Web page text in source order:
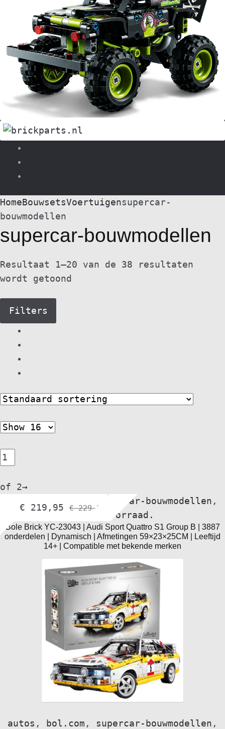
HomeBouwsetsVoertuigensupercar-
bouwmodellen
supercar-bouwmodellen
Resultaat 1–20 van de 38 resultaten
wordt getoond
Filters
of 2→
supercar-bouwmodellen ,
Winkelvoorraad.
Bole Brick YC-23043 | Audi Sport Quattro S1 Group B | 3887
onderdelen | Dynamisch | Afmetingen 59×23×25CM | Leeftijd
14+ | Compatible met bekende merken
autos , bol.com , supercar-bouwmodellen ,
€ 219,95 €229,95